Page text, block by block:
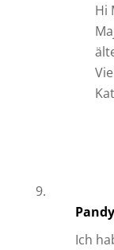
Hi
Ich